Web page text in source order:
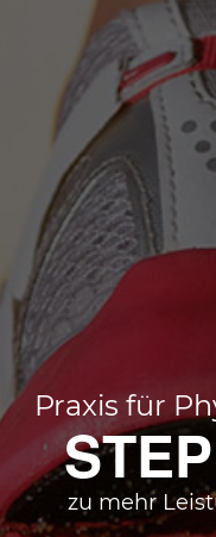
Praxis für
STEP
zu mehr